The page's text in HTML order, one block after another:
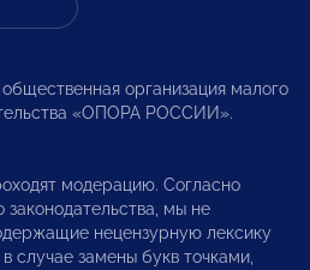
организация малого
«ОПОРА РОССИИ».
модерацию. Согласно
мы не
нецензурную лексику
случае замены букв точками,